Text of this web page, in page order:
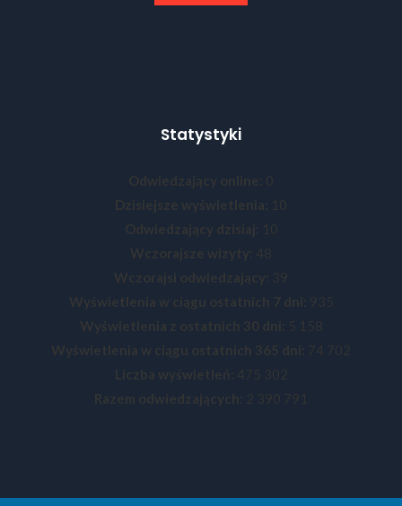
Statystyki
Odwiedzający online: 0
Dzisiejsze wyświetlenia:
10
Odwiedzający dzisiaj:
10
Wczorajsze wizyty: 48
Wczorajsi odwiedzający:
39
Wyświetlenia w ciągu ostatnich 7 dni: 935
Wyświetlenia z ostatnich 30 dni:
5 158
Wyświetlenia w ciągu ostatnich 365 dni: 74 702
Liczba wyświetleń: 475 302
Razem odwiedzających:
2 390 791